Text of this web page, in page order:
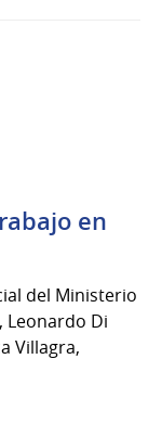
en
del Ministerio
Leonardo Di
Villagra,